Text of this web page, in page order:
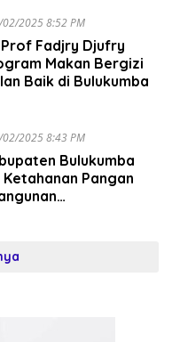
2025 8:52 PM
Fadjry Djufry
Makan Bergizi
Baik di Bulukumba
2025 8:43 PM
Bulukumba
Ketahanan Pangan